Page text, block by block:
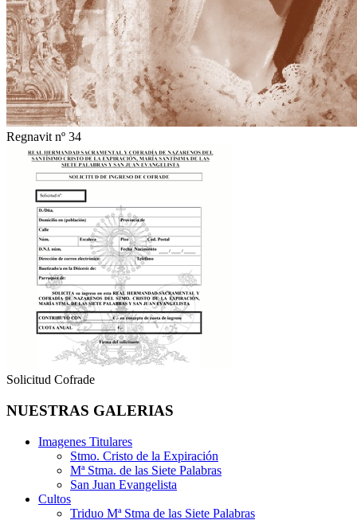
Regnavit nº 34
Solicitud Cofrade
NUESTRAS GALERIAS
Imagenes Titulares
Stmo. Cristo de la Expiración
Mª Stma. de las Siete Palabras
San Juan Evangelista
Cultos
Triduo Mª Stma de las Siete Palabras